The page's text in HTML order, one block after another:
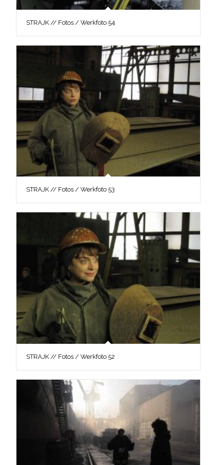
STRAJK // Fotos / Werkfoto 54
STRAJK // Fotos / Werkfoto 53
STRAJK // Fotos / Werkfoto 52